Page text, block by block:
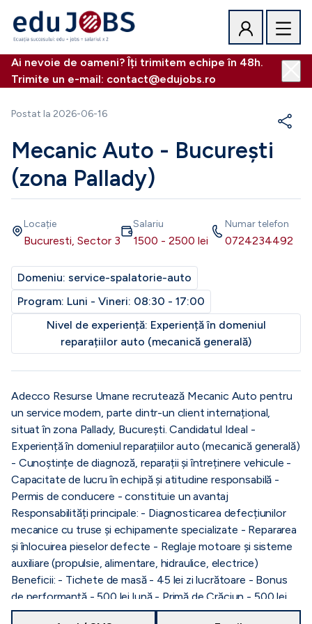
Ai nevoie de oameni? Îți trimitem echipe în 48h.
Trimite un e-mail: contact@edujobs.ro
Postat la 2026-06-16
Mecanic Auto - București
(zona Pallady)
Locație
Bucuresti, Sector 3
Salariu
1500 - 2500 lei
Numar telefon
0724234492
Domeniu: service-spalatorie-auto
Program: Luni - Vineri: 08:30 - 17:00
Nivel de experiență: Experiență în domeniul
reparațiilor auto (mecanică generală)
Adecco Resurse Umane recrutează Mecanic Auto pentru
un service modern, parte dintr-un client internațional,
situat în zona Pallady, București. Candidatul Ideal -
Experiență în domeniul reparațiilor auto (mecanică generală)
- Cunoștințe de diagnoză, reparații și întreținere vehicule -
Capacitate de lucru în echipă și atitudine responsabilă -
Permis de conducere - constituie un avantaj
Responsabilități principale: - Diagnosticarea defecțiunilor
mecanice cu truse și echipamente specializate - Repararea
și înlocuirea pieselor defecte - Reglaje motoare și sisteme
auxiliare (propulsie, alimentare, hidraulice, electrice)
Beneficii: - Tichete de masă - 45 lei zi lucrătoare - Bonus
de performanță - 500 lei lună - Primă de Crăciun - 500 lei
net - Decont transport - 300 lei lună sau decontare